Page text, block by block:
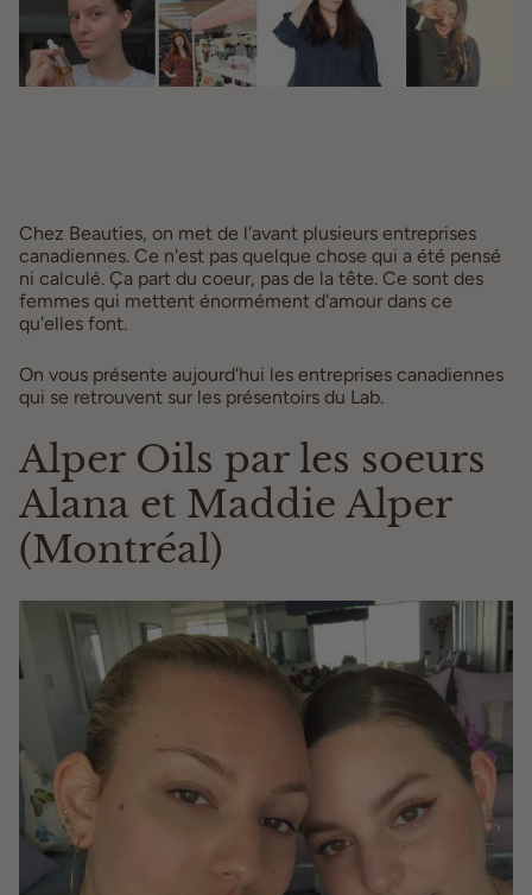
Chez Beauties, on met de l'avant plusieurs entreprises
canadiennes. Ce n'est pas quelque chose qui a été pensé
ni calculé. Ça part du coeur, pas de la tête. Ce sont des
femmes qui mettent énormément d'amour dans ce
qu'elles font.
On vous présente aujourd'hui les entreprises canadiennes
qui se retrouvent sur les présentoirs du Lab.
Alper Oils par les soeurs
Alana et Maddie Alper
(Montréal)